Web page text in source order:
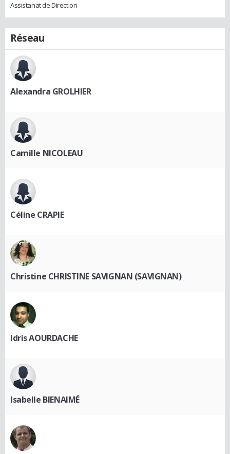
Assistanat de Direction
Réseau
Alexandra GROLHIER
Camille NICOLEAU
Céline CRAPIE
Christine CHRISTINE SAVIGNAN (SAVIGNAN)
Idris AOURDACHE
Isabelle BIENAIMÉ